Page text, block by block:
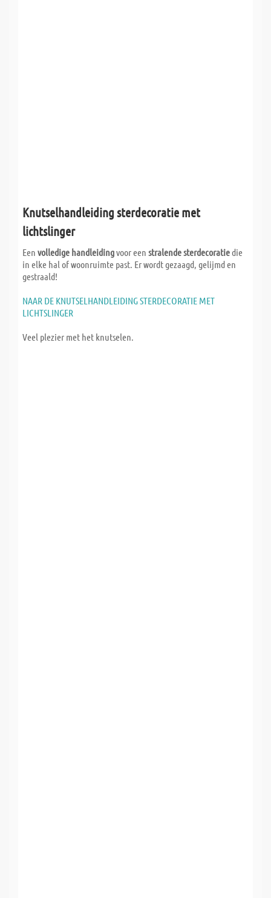
Knutselhandleiding sterdecoratie met
lichtslinger
Een volledige handleidingvoor een stralende sterdecoratiedie
in elke hal of woonruimte past. Er wordt gezaagd, gelijmd en
gestraald!
NAAR DE KNUTSELHANDLEIDING STERDECORATIE MET
LICHTSLINGER
Veel plezier met het knutselen.